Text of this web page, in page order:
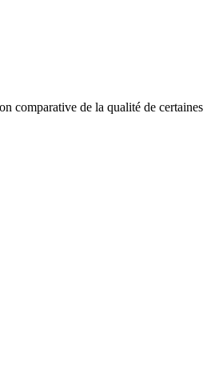
comparative de la qualité de certaines